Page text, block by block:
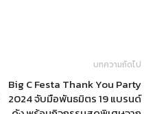
บทความถัดไป
Big C Festa Thank You Party
2024 จับมือพันธมิตร 19 แบรนด์